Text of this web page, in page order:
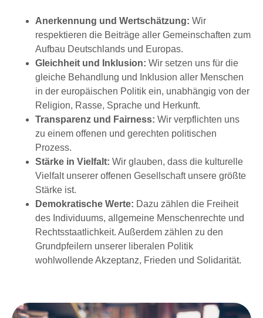
Anerkennung und Wertschätzung: Wir
respektieren die Beiträge aller Gemeinschaften zum
Aufbau Deutschlands und Europas.
Gleichheit und Inklusion: Wir setzen uns für die
gleiche Behandlung und Inklusion aller Menschen
in der europäischen Politik ein, unabhängig von der
Religion, Rasse, Sprache und Herkunft.
Transparenz und Fairness: Wir verpflichten uns
zu einem offenen und gerechten politischen
Prozess.
Stärke in Vielfalt: Wir glauben, dass die kulturelle
Vielfalt unserer offenen Gesellschaft unsere größte
Stärke ist.
Demokratische Werte: Dazu zählen die Freiheit
des Individuums, allgemeine Menschenrechte und
Rechtsstaatlichkeit. Außerdem zählen zu den
Grundpfeilern unserer liberalen Politik
wohlwollende Akzeptanz, Frieden und Solidarität.